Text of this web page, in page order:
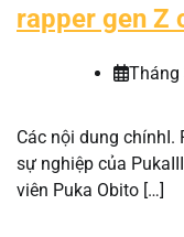
rapper gen Z
Tháng
Các nội dung chínhI.
sự nghiệp của
viên Puka Obito […]